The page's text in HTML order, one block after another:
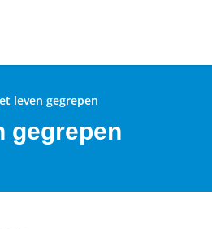
leven gegrepen
gegrepen